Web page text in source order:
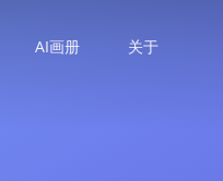
AI画册 关于